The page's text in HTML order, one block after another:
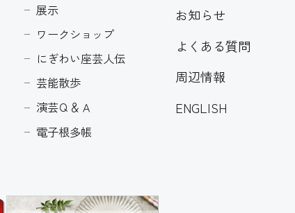
展示
ワークショップ
にぎわい座芸人伝
芸能散歩
演芸Ｑ＆Ａ
電子根多帳
お知らせ
よくある質問
周辺情報
ENGLISH